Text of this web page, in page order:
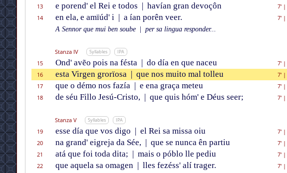
13
e porend' el Rei e todos | havían gran devoçôn 7'|
14
en ela, e amïúd' i | a ían porên veer. 7'|
A Sennor que mui ben soube
per sa lingua responder...
Stanza IV Syllables IPA
15 Ond' avẽo pois na fésta | do día en que naceu 7'|
16
esta Virgen grorïosa | que nos muito mal tolleu 7'|
17
que o démo nos fazía | e ena graça meteu 7'|
18
de séu Fillo Jesú-Cristo, | que quis hóm' e Déus seer; 7'|
Stanza V Syllables IPA
19 esse día que vos digo | el Rei sa missa oiu 7'|
20
na grand' eigreja da Sée, | que se nunca ên partiu 7'|
21
atá que foi toda dita; | mais o póblo lle pediu 7'|
22
que aquela sa omagen | lles fezéss' alí trager. 7'|